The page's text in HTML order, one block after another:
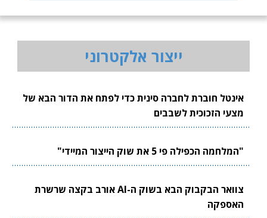
ייצור אלקטרוני
אינטל חוברת לחברה סינית כדי לפתח את הדור הבא של
מצעי הזכוכית לשבבים
"המלחמה הכפילה פי 5 את שוק הייצור המיידי"
צוואר הבקבוק הבא בשוק ה-AI אורב בקצה שרשרת
האספקה